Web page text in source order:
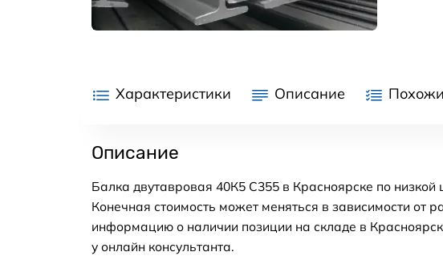
Характеристики Описание
Описание
Балка двутавровая 40К5 С355 в Красноярске по
Конечная стоимость может меняться в зависимости от
информацию о наличии позиции на складе в
у онлайн консультанта.